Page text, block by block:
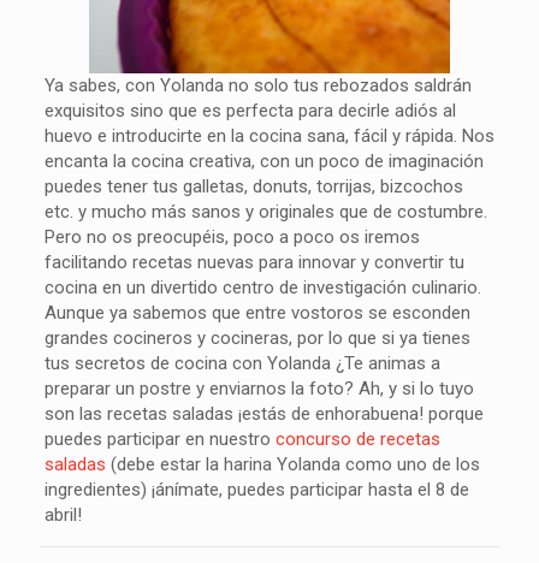
Ya sabes, con Yolanda no solo tus rebozados saldrán
exquisitos sino que es perfecta para decirle adiós al
huevo e introducirte en la cocina sana, fácil y rápida. Nos
encanta la cocina creativa, con un poco de imaginación
puedes tener tus galletas, donuts, torrijas, bizcochos
etc. y mucho más sanos y originales que de costumbre.
Pero no os preocupéis, poco a poco os iremos
facilitando recetas nuevas para innovar y convertir tu
cocina en un divertido centro de investigación culinario.
Aunque ya sabemos que entre vostoros se esconden
grandes cocineros y cocineras, por lo que si ya tienes
tus secretos de cocina con Yolanda ¿Te animas a
preparar un postre y enviarnos la foto? Ah, y si lo tuyo
son las recetas saladas ¡estás de enhorabuena! porque
puedes participar en nuestro concurso de recetas
saladas (debe estar la harina Yolanda como uno de los
ingredientes) ¡ánímate, puedes participar hasta el 8 de
abril!